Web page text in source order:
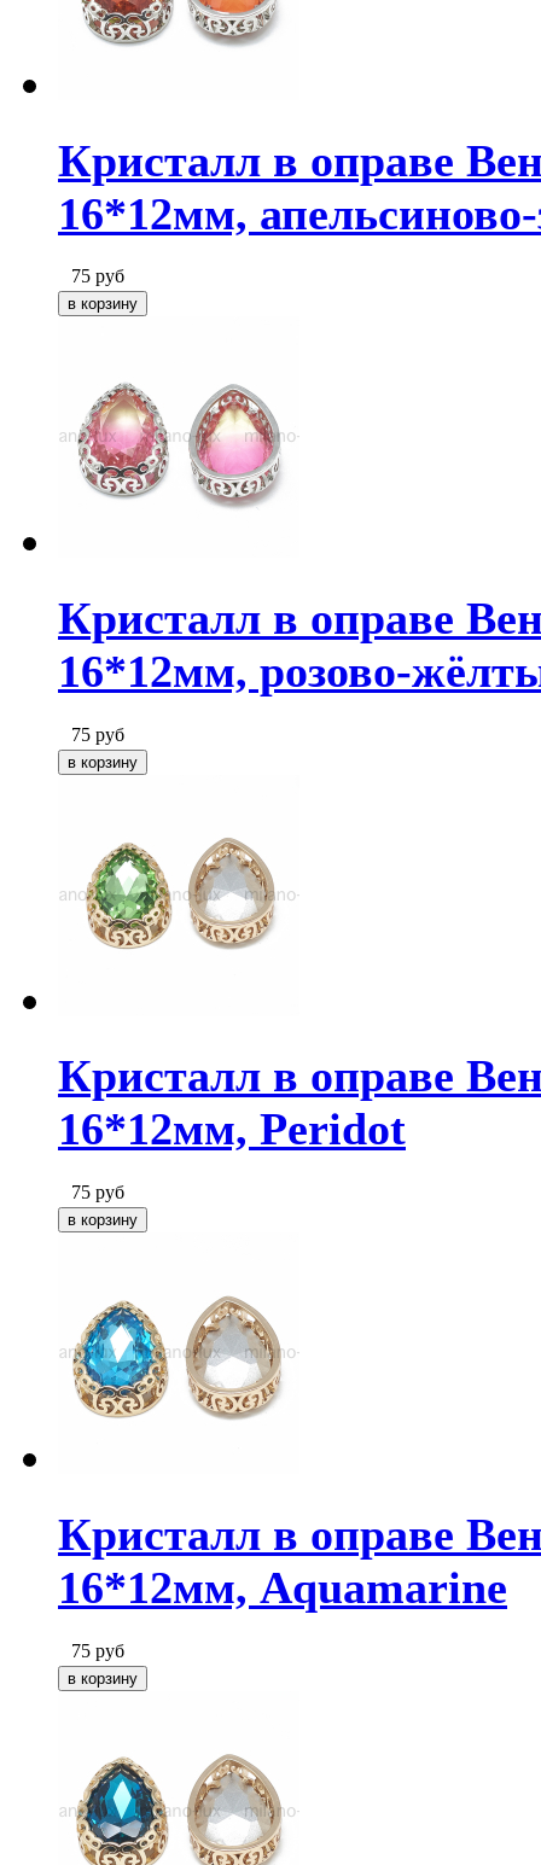
Кристалл в оправе
16*12мм,
75 руб
Кристалл в оправе
16*12мм, розово-
75 руб
Кристалл в оправе
16*12мм, Peridot
75 руб
Кристалл в оправе
16*12мм, Aquamarine
75 руб